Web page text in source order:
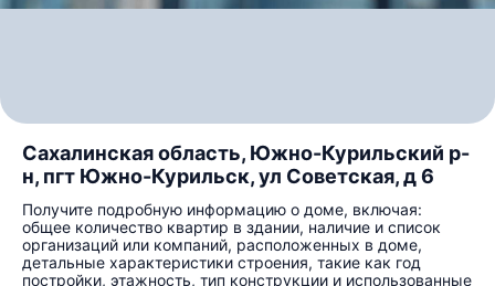
Сахалинская область, Южно-Курильский р-
н, пгт Южно-Курильск, ул Советская, д 6
Получите подробную информацию о доме, включая:
общее количество квартир в здании, наличие и список
организаций или компаний, расположенных в доме,
детальные характеристики строения, такие как год
постройки, этажность, тип конструкции и использованные